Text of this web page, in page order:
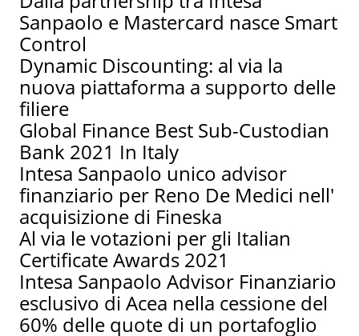
Sanpaolo e Mastercard nasce Smart
Control
Dynamic Discounting: al via la
nuova piattaforma a supporto delle
filiere
Global Finance Best Sub-Custodian
Bank 2021 In Italy
Intesa Sanpaolo unico advisor
finanziario per Reno De Medici nell'
acquisizione di Fineska
Al via le votazioni per gli Italian
Certificate Awards 2021
Intesa Sanpaolo Advisor Finanziario
esclusivo di Acea nella cessione del
60% delle quote di un portafoglio